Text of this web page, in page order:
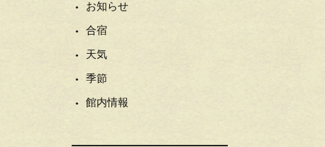
お知らせ
合宿
天気
季節
館内情報